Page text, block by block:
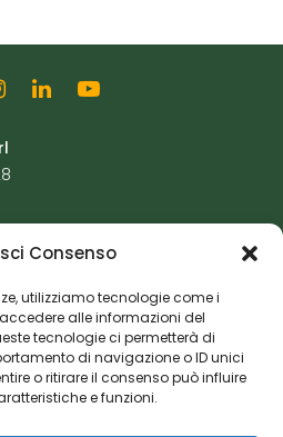
Consenso
utilizziamo tecnologie come i
alle informazioni del
tecnologie ci permetterà di
di navigazione o ID unici
o ritirare il consenso può influire
e funzioni.